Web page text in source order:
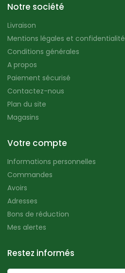
Notre société
Livraison
Mentions légales et confidentialité
Conditions générales
A propos
Paiement sécurisé
Contactez-nous
Plan du site
Magasins
Votre compte
Informations personnelles
Commandes
Avoirs
Adresses
Bons de réduction
Mes alertes
Restez informés